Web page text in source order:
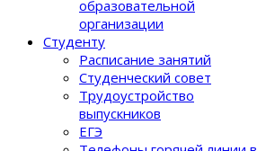
образовательной
организации
Студенту
Расписание занятий
Студенческий совет
Трудоустройство
выпускников
ЕГЭ